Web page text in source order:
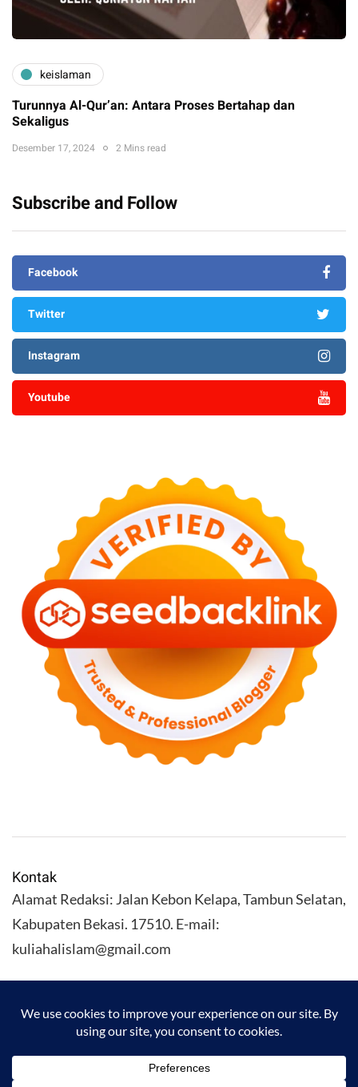
keislaman
Turunnya Al-Qur’an: Antara Proses Bertahap dan
Sekaligus
Desember 17, 2024 2 Mins read
Subscribe and Follow
Facebook
Twitter
Instagram
Youtube
Kontak
Alamat Redaksi: Jalan Kebon Kelapa, Tambun Selatan,
Kabupaten Bekasi. 17510. E-mail:
kuliahalislam@gmail.com
KULIAHALISLAM.COM Copyright (C) 2026